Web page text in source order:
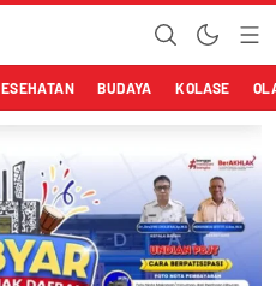
BUDAYA KOLASE